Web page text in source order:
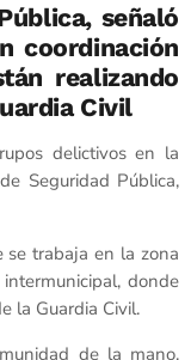
señaló
coordinación
realizando
Civil
delictivos en la
Seguridad Pública,
se trabaja en la zona
donde
la Guardia Civil.
de la mano,